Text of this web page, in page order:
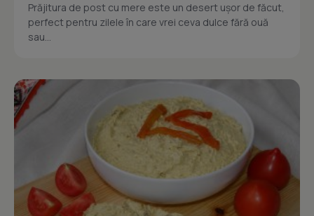
Prăjitura de post cu mere este un desert ușor de făcut,
perfect pentru zilele în care vrei ceva dulce fără ouă
sau...